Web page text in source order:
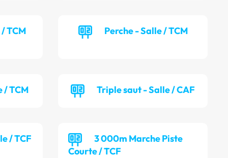
TCM Perche - Salle / TCM
/ TCM Triple saut - Salle / CAF
/ TCF
3 000m Marche Piste
Courte / TCF